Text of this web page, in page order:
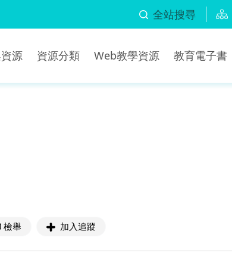
全站搜尋
源 資源分類 Web教學資源 教育電子書
檢舉 加入追蹤